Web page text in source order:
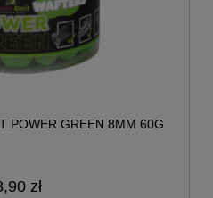
POWER GREEN 8MM 60G
zł